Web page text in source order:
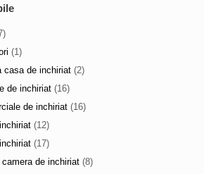
(1)
casa de inchiriat (2)
de inchiriat (16)
de inchiriat (16)
(12)
(17)
de inchiriat (8)